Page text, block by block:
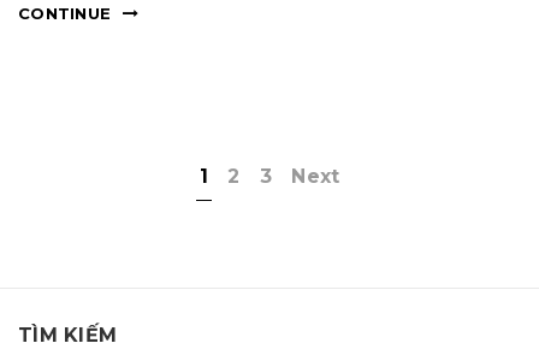
CONTINUE
1 2 3 Next
TÌM KIẾM